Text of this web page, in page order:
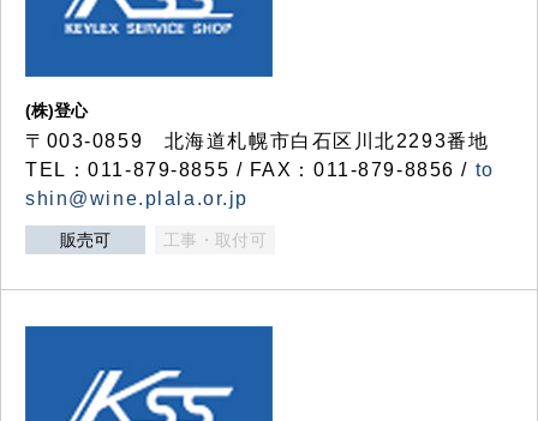
(株)登心
〒003-0859 北海道札幌市白石区川北2293番地
TEL：011-879-8855 / FAX：011-879-8856 / to
shin@wine.plala.or.jp
販売可 工事・取付可